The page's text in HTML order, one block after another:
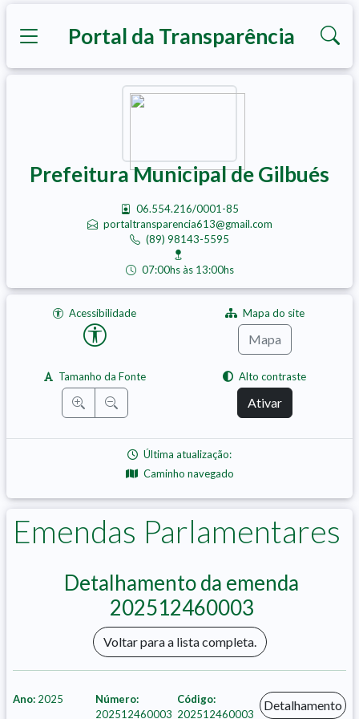
Portal da Transparência
Prefeitura Municipal de Gilbués
06.554.216/0001-85
portaltransparencia613@gmail.com
(89) 98143-5595
07:00hs às 13:00hs
Acessibilidade Mapa do site
Mapa
Tamanho da Fonte Alto contraste
Ativar
Última atualização:
Caminho navegado
Emendas Parlamentares
Detalhamento da emenda
202512460003
Voltar para a lista completa.
Ano: 2025
Número:
202512460003
Código:
202512460003
Detalhamento